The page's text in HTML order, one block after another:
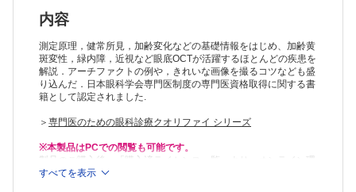
CQ 網膜外層所見と視力の関連について教えてください （板谷正
紀）
CQ アーチファクトと読影の落とし穴について教えてください （石
子智士）
CQ 加齢によってOCT所見はどのように変化するのか教えてくださ
い （寺尾信宏，古泉英貴）
3 網膜硝子体界面病変
特発性黄斑円孔 （岸 章治）
CQ 黄斑円孔の自然治癒について教えてください （岸 章治）
CQ ガス下での円孔閉鎖の確認法について教えてください （山下敏
史）
黄斑上膜，偽黄斑円孔 （山根 真，門之園一明）
内容
測定原理，健常所見，加齢変化などの基礎情報をはじめ、加齢黄
斑変性，緑内障，近視など眼底OCTが活躍するほとんどの疾患を
解説．アーチファクトの例や，きれいな画像を撮るコツなども盛
り込んだ．日本眼科学会専門医制度の専門医資格取得に関する書
籍として認定されました.
＞ 専門医のための眼科診療クオリファイ シリーズ
※本製品はPCでの閲覧も可能です。
製品のご購入後、「購入済ライセンス一覧」より、オンライン環
境で閲覧可能なPDF版をご覧いただけます。詳細は
すべてを表示